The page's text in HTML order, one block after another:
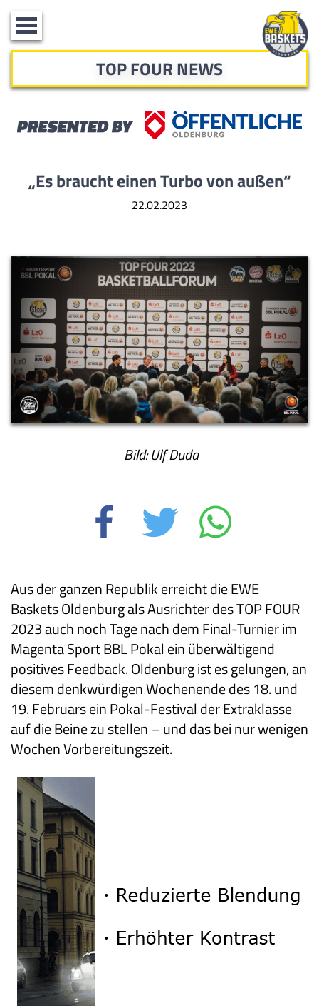
Toggle
navigation
TOP FOUR NEWS
„Es braucht einen Turbo von außen“
22.02.2023
Bild: Ulf Duda
Aus der ganzen Republik erreicht die EWE
Baskets Oldenburg als Ausrichter des TOP FOUR
2023 auch noch Tage nach dem Final-Turnier im
Magenta Sport BBL Pokal ein überwältigend
positives Feedback. Oldenburg ist es gelungen, an
diesem denkwürdigen Wochenende des 18. und
19. Februars ein Pokal-Festival der Extraklasse
auf die Beine zu stellen – und das bei nur wenigen
Wochen Vorbereitungszeit.